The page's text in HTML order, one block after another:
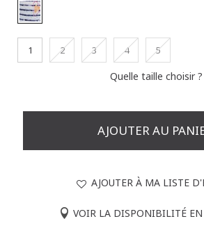
1 2 3 4 5
Quelle taille choisir ?
AJOUTER AU
AJOUTER À MA LISTE
VOIR LA DISPONIBILITÉ